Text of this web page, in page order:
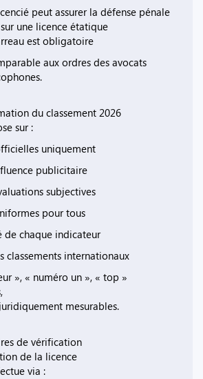
peut assurer la défense pénale
une licence étatique
est obligatoire
aux ordres des avocats
du classement 2026
sur :
uniquement
publicitaire
subjectives
pour tous
chaque indicateur
internationaux
», « numéro un », « top »
mesurables.
de vérification
de la licence
via :